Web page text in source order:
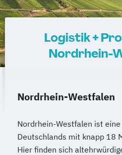
Logistik +
Nordrhein-
Nordrhein-Westfalen
Nordrhein-Westfalen ist
Deutschlands mit knapp 18
Hier finden sich